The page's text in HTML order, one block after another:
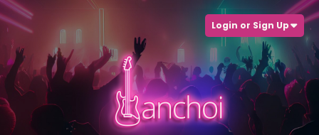
Login or Sign Up